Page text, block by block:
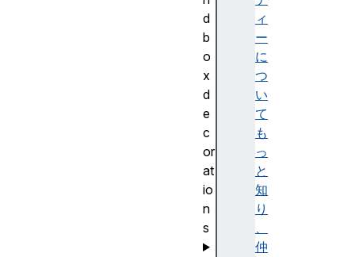
ィ
ー
に
つ
い
て
も
っ
と
知
り
、
仲
d
b
o
x
d
e
c
or
at
io
n
s